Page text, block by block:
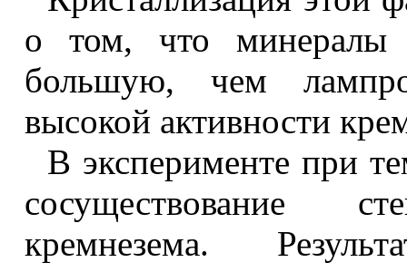
о том, что минералы
большую, чем
высокой активности
В эксперименте при
сосуществование
кремнезема.